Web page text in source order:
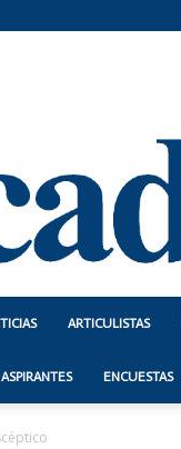
ARTICULISTAS
ASPIRANTES ENCUESTAS